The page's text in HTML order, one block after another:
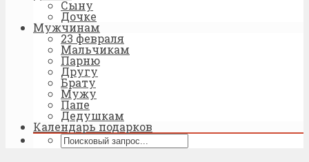
Сыну
Дочке
Мужчинам
23 февраля
Мальчикам
Парню
Другу
Брату
Мужу
Папе
Дедушкам
Календарь подарков